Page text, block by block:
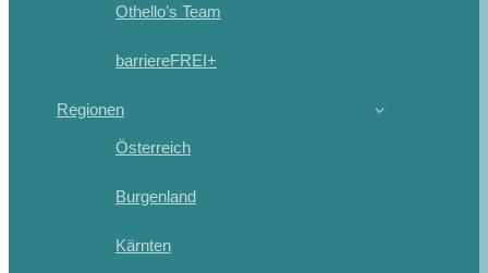
Othello’s Team
barriereFREI+
Regionen
Österreich
Burgenland
Kärnten